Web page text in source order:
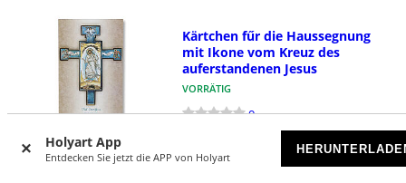
Holyart App
Entdecken Sie jetzt die APP von Holyart
-10%
Kärtchen fűr die Haussegnung
mit Ikone vom Kreuz des
auferstandenen Jesus
VORRÄTIG
0